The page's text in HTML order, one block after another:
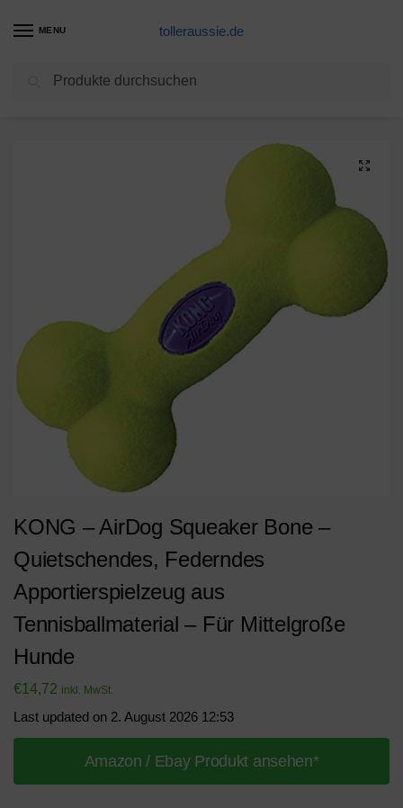
MENU tolleraussie.de
Hundespielzeug Produkte /
KONG – AirDog Squeaker Bone –
Quietschendes, Federndes
Apportierspielzeug aus
Tennisballmaterial – Für Mittelgroße
Hunde
€14,72 inkl. MwSt.
Last updated on 2. August 2026 12:53
Amazon / Ebay Produkt ansehen*